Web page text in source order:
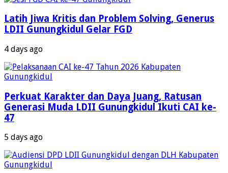
Latih Jiwa Kritis dan Problem Solving, Generus
LDII Gunungkidul Gelar FGD
4 days ago
Perkuat Karakter dan Daya Juang, Ratusan
Generasi Muda LDII Gunungkidul Ikuti CAI ke-
47
5 days ago